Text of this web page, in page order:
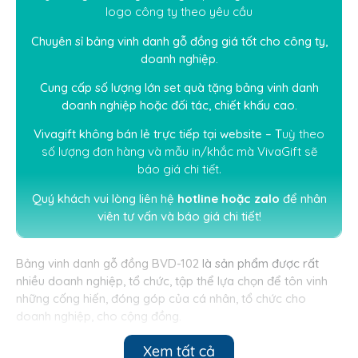
logo công ty theo yêu cầu
Chuyên sỉ bảng vinh danh gỗ đồng giá tốt cho công ty,
doanh nghiệp.
Cung cấp số lượng lớn set quà tặng bảng vinh danh
doanh nghiệp hoặc đối tác, chiết khấu cao.
Vivagift không bán lẻ trực tiếp tại website – Tuỳ theo
số lượng đơn hàng và mẫu in/khắc mà VivaGiftsẽ
báo giá chi tiết.
Quý khách vui lòng liên hệ hotline hoặc zalo để nhân
viên tư vấn và báo giá chi tiết!
Bảng vinh danh gỗ đồng BVD-102 là sản phẩm được rất
nhiều doanh nghiệp, tổ chức, tập thể lựa chọn để tôn vinh
những cống hiến, đóng góp của cá nhân, tổ chức cho
doanh nghiệp, cho cộng đồng.
Dòng sản phẩm phù hợp tặng doanh nhân, lãnh đạo. khách
Xem tất cả